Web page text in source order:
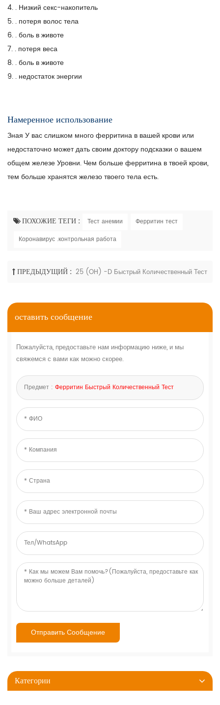
4. . Низкий секс-накопитель
5. . потеря волос тела
6. . боль в животе
7. . потеря веса
8. . боль в животе
9. . недостаток энергии
Намеренное использование
Зная У вас слишком много ферритина в вашей крови или
недостаточно может дать своим доктору подсказки о вашем
общем железе Уровни. Чем больше ферритина в твоей крови,
тем больше хранятся железо твоего тела есть.
ПОХОЖИЕ ТЕГИ : Тест анемии
Ферритин тест
Коронавирус .контрольная работа
ПРЕДЫДУЩИЙ : 25 (OH) -D Быстрый Количественный Тест
оставить сообщение
Пожалуйста, предоставьте нам информацию ниже, и мы
свяжемся с вами как можно скорее.
Предмет : Ферритин Быстрый Количественный Тест
Категории